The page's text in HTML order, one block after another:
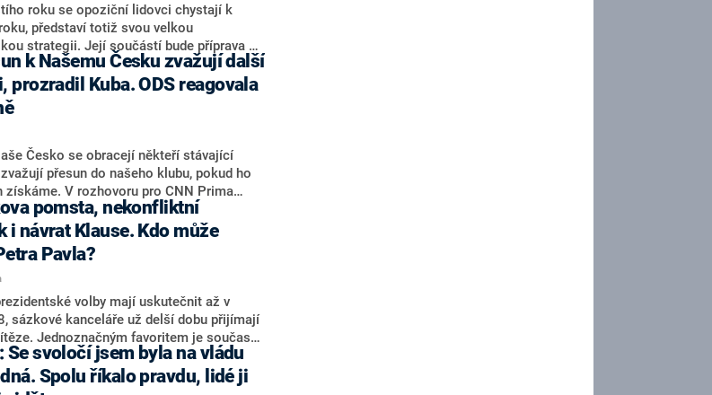
roku se opoziční lidovci chystají k
představí totiž svou velkou
strategii. Její součástí bude příprava na
řekl ve středu na setkání s novináři
lidovců Jan Grolich. Ten zároveň v
kandiduje ve Vyškově. Popsal i
o níž vládní strany nebo političtí
mluví jako o slabé a v defenzivě. „Je to
upozorňovat na chyby vlády. Ministři s
nechodí do debat. Chceme ale ukazovat
odpověděl Grolich na dotaz CNN Prima
prozradil Kuba. ODS reagovala
Česko se obracejí někteří stávající
přesun do našeho klubu, pokud ho
získáme. V rozhovoru pro CNN Prima
zakladatel hnutí a jihočeský hejtman
Konkrétní nebyl, ale získat by takto mohl
Zdeňka Hrabu, který je dnes
ODS a TOP 09. Hraba to na dotaz
Předseda klubu senátorů ODS
redakci řekl, že počítá s odchodem
z klubu a že Naše Česko není
soupeř.
i návrat Klause. Kdo může
Pavla?
volby mají uskutečnit až v
sázkové kanceláře už delší dobu přijímají
Jednoznačným favoritem je současná
Petr Pavel. Daleko za ním pak bookmakeři
výrazné politiky ANO, tedy premiéra
a ministra průmyslu Karla Havlíčka.
Se svoločí jsem byla na vládu
Spolu říkalo pravdu, lidé ji